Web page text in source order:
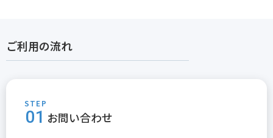
ご利用の流れ
STEP
01 お問い合わせ